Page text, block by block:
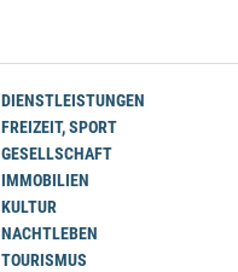
DIENSTLEISTUNGEN
FREIZEIT, SPORT
GESELLSCHAFT
IMMOBILIEN
KULTUR
NACHTLEBEN
TOURISMUS